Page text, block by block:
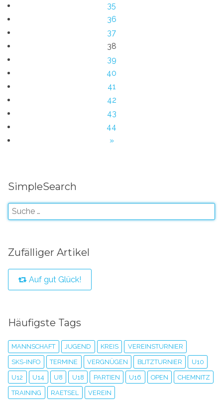
35
36
37
38
39
40
41
42
43
44
»
SimpleSearch
Zufälliger Artikel
Auf gut Glück!
Häufigste Tags
MANNSCHAFT JUGEND KREIS VEREINSTURNIER
SKS-INFO TERMINE VERGNÜGEN BLITZTURNIER U10
U12 U14 U8 U18 PARTIEN U16 OPEN CHEMNITZ
TRAINING RAETSEL VEREIN